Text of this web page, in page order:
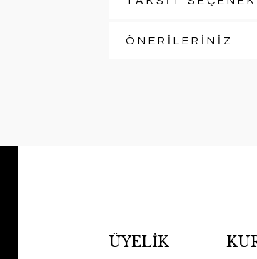
ÖNERİLERİNİZ
ÜYELİK